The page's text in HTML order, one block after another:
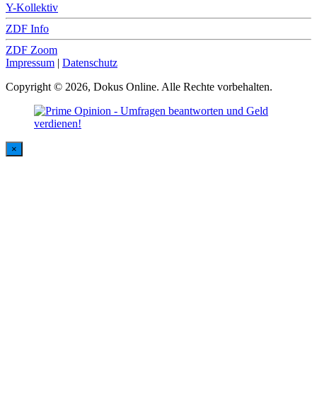
Y-Kollektiv
ZDF Info
ZDF Zoom
Impressum | Datenschutz
Copyright © 2026, Dokus Online. Alle Rechte vorbehalten.
×